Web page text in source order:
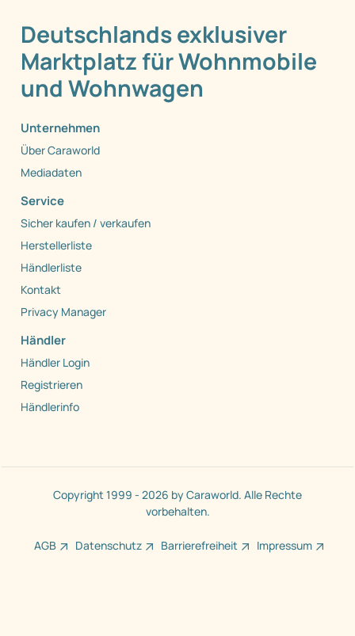
Deutschlands exklusiver
Marktplatz für Wohnmobile
und Wohnwagen
Unternehmen
Über Caraworld
Mediadaten
Service
Sicher kaufen / verkaufen
Herstellerliste
Händlerliste
Kontakt
Privacy Manager
Händler
Händler Login
Registrieren
Händlerinfo
Copyright 1999 - 2026 by Caraworld. Alle Rechte
vorbehalten.
AGB Datenschutz Barrierefreiheit Impressum